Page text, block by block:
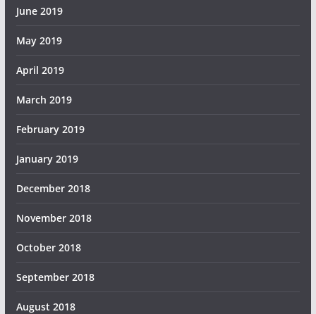
June 2019
May 2019
April 2019
March 2019
February 2019
January 2019
December 2018
November 2018
October 2018
September 2018
August 2018